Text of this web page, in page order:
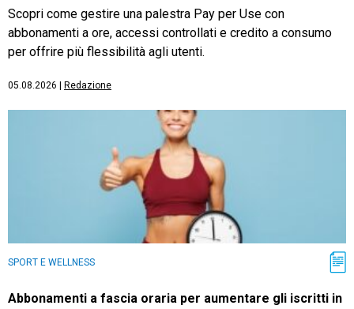
Scopri come gestire una palestra Pay per Use con
abbonamenti a ore, accessi controllati e credito a consumo
per offrire più flessibilità agli utenti.
05.08.2026 Redazione
SPORT E WELLNESS
Abbonamenti a fascia oraria per aumentare gli iscritti in